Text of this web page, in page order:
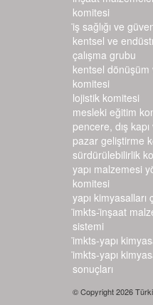
omitesi
i̇ş sağlığı ve
kentsel ve
çalışma grubu
kentsel dönüşüm
komitesi
lojistik komitesi
mesleki eğitim
pencere, dış
pazar geliştirme
sürdürülebilirlik
yapı malzemesi
komitesi
yapı kimyasalları
i̇mkts-i̇nşaat
stemi
i̇mkts-yapı
i̇mkts-yapı
onuçları
© Copyright 2026